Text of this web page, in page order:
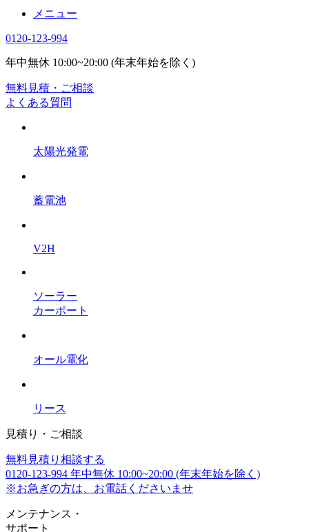
メニュー
0120-123-994
年中無休 10:00~20:00 (年末年始を除く)
無料見積・ご相談
よくある質問
太陽光発電
蓄電池
V2H
ソーラー
カーポート
オール電化
リース
見積り・ご相談
無料見積り相談する
0120-123-994 年中無休 10:00~20:00 (年末年始を除く)
※お急ぎの方は、お電話くださいませ
メンテナンス ・
サポート